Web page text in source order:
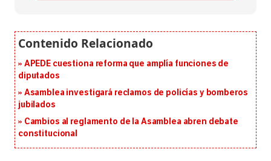
APEDE cuestiona reforma que amplía funciones de
diputados
Asamblea investigará reclamos de policías y bomberos
jubilados
Cambios al reglamento de la Asamblea abren debate
constitucional